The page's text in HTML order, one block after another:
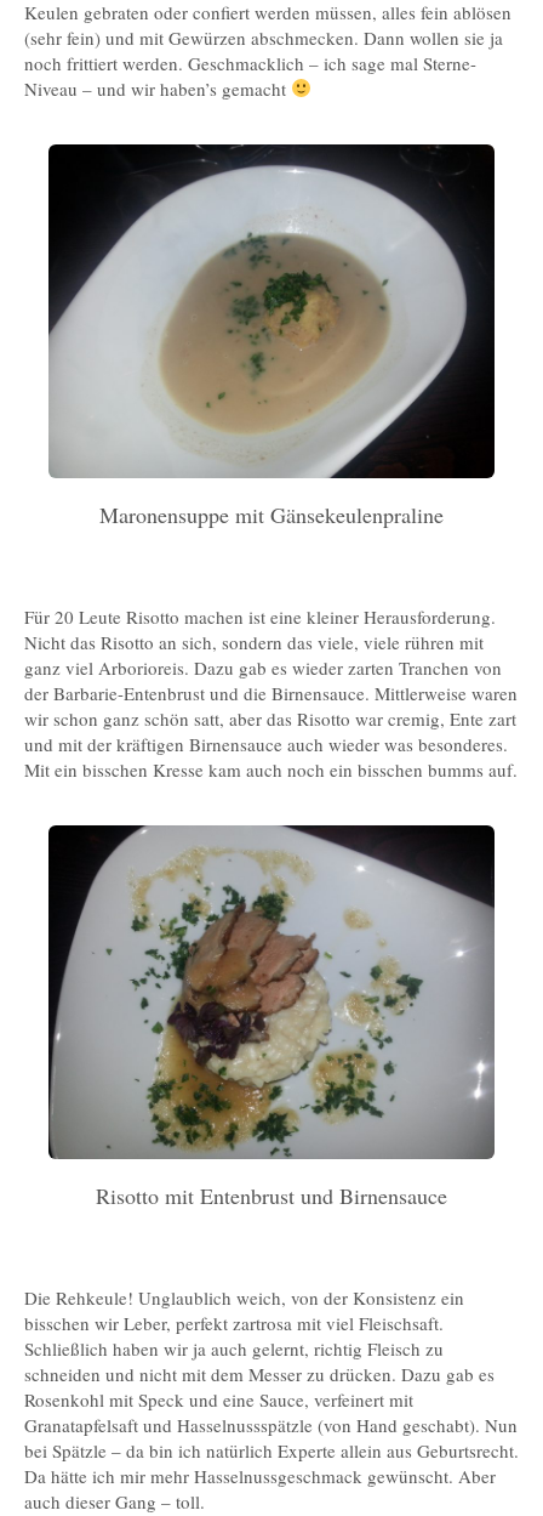
Keulen gebraten oder confiert werden müssen, alles fein ablösen
(sehr fein) und mit Gewürzen abschmecken. Dann wollen sie ja
noch frittiert werden. Geschmacklich – ich sage mal Sterne-
Niveau – und wir haben’s gemacht
Maronensuppe mit Gänsekeulenpraline
Für 20 Leute Risotto machen ist eine kleiner Herausforderung.
Nicht das Risotto an sich, sondern das viele, viele rühren mit
ganz viel Arborioreis. Dazu gab es wieder zarten Tranchen von
der Barbarie-Entenbrust und die Birnensauce. Mittlerweise waren
wir schon ganz schön satt, aber das Risotto war cremig, Ente zart
und mit der kräftigen Birnensauce auch wieder was besonderes.
Mit ein bisschen Kresse kam auch noch ein bisschen bumms auf.
Risotto mit Entenbrust und Birnensauce
Die Rehkeule! Unglaublich weich, von der Konsistenz ein
bisschen wir Leber, perfekt zartrosa mit viel Fleischsaft.
Schließlich haben wir ja auch gelernt, richtig Fleisch zu
schneiden und nicht mit dem Messer zu drücken. Dazu gab es
Rosenkohl mit Speck und eine Sauce, verfeinert mit
Granatapfelsaft und Hasselnussspätzle (von Hand geschabt). Nun
bei Spätzle – da bin ich natürlich Experte allein aus Geburtsrecht.
Da hätte ich mir mehr Hasselnussgeschmack gewünscht. Aber
auch dieser Gang – toll.